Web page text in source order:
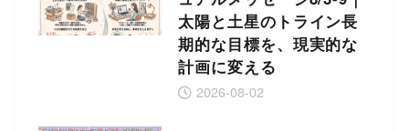
太陽と土星のトライン長
期的な目標を、現実的な
計画に変える
2026-08-02